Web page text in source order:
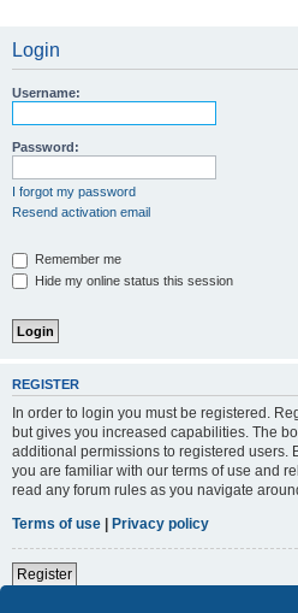
Login
Username:
Password:
I forgot my password
Resend activation email
Remember me
Hide my online status this session
REGISTER
In order to login you must be registered.
but gives you increased capabilities. The
additional permissions to registered users.
you are familiar with our terms of use and
read any forum rules as you navigate
Terms of use | Privacy policy
Register